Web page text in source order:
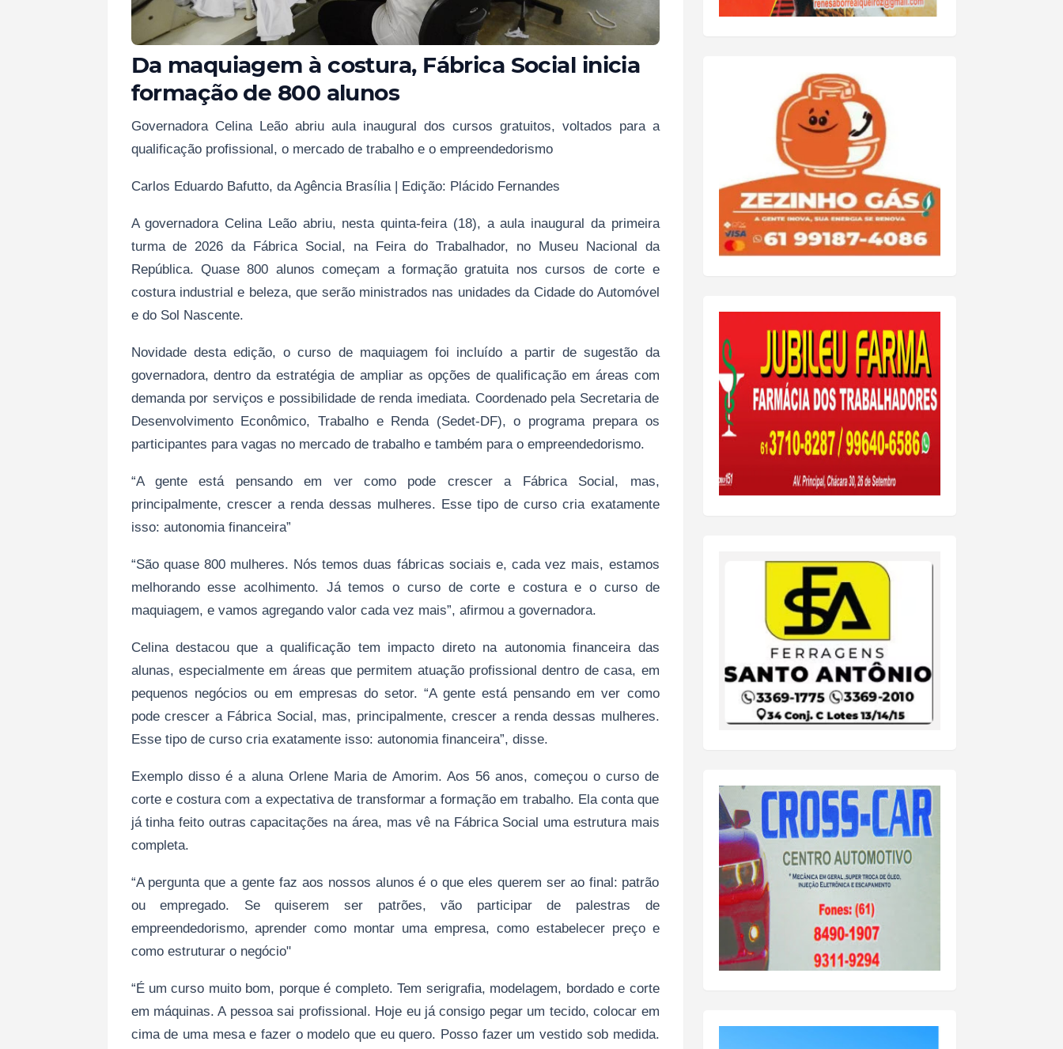
Da maquiagem à costura, Fábrica Social inicia
formação de 800 alunos
Governadora Celina Leão abriu aula inaugural dos cursos gratuitos, voltados para a
qualificação profissional, o mercado de trabalho e o empreendedorismo
Carlos Eduardo Bafutto, da Agência Brasília | Edição: Plácido Fernandes
A governadora Celina Leão abriu, nesta quinta-feira (18), a aula inaugural da primeira
turma de 2026 da Fábrica Social, na Feira do Trabalhador, no Museu Nacional da
República. Quase 800 alunos começam a formação gratuita nos cursos de corte e
costura industrial e beleza, que serão ministrados nas unidades da Cidade do Automóvel
e do Sol Nascente.
Novidade desta edição, o curso de maquiagem foi incluído a partir de sugestão da
governadora, dentro da estratégia de ampliar as opções de qualificação em áreas com
demanda por serviços e possibilidade de renda imediata. Coordenado pela Secretaria de
Desenvolvimento Econômico, Trabalho e Renda (Sedet-DF), o programa prepara os
participantes para vagas no mercado de trabalho e também para o empreendedorismo.
“A gente está pensando em ver como pode crescer a Fábrica Social, mas,
principalmente, crescer a renda dessas mulheres. Esse tipo de curso cria exatamente
isso: autonomia financeira”
“São quase 800 mulheres. Nós temos duas fábricas sociais e, cada vez mais, estamos
melhorando esse acolhimento. Já temos o curso de corte e costura e o curso de
maquiagem, e vamos agregando valor cada vez mais”, afirmou a governadora.
Celina destacou que a qualificação tem impacto direto na autonomia financeira das
alunas, especialmente em áreas que permitem atuação profissional dentro de casa, em
pequenos negócios ou em empresas do setor. “A gente está pensando em ver como
pode crescer a Fábrica Social, mas, principalmente, crescer a renda dessas mulheres.
Esse tipo de curso cria exatamente isso: autonomia financeira”, disse.
Exemplo disso é a aluna Orlene Maria de Amorim. Aos 56 anos, começou o curso de
corte e costura com a expectativa de transformar a formação em trabalho. Ela conta que
já tinha feito outras capacitações na área, mas vê na Fábrica Social uma estrutura mais
completa.
“A pergunta que a gente faz aos nossos alunos é o que eles querem ser ao final: patrão
ou empregado. Se quiserem ser patrões, vão participar de palestras de
empreendedorismo, aprender como montar uma empresa, como estabelecer preço e
como estruturar o negócio"
“É um curso muito bom, porque é completo. Tem serigrafia, modelagem, bordado e corte
em máquinas. A pessoa sai profissional. Hoje eu já consigo pegar um tecido, colocar em
cima de uma mesa e fazer o modelo que eu quero. Posso fazer um vestido sob medida.